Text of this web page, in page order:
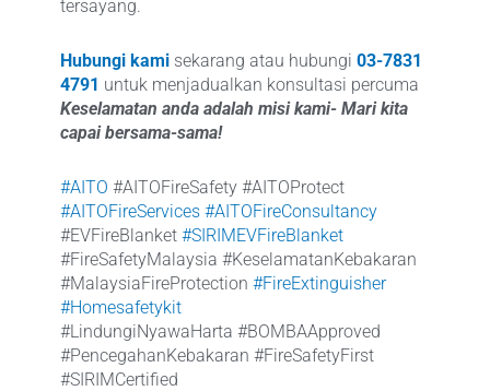
tersayang.
Hubungi kami sekarang atau hubungi 03-7831
4791 untuk menjadualkan konsultasi percuma
Keselamatan anda adalah misi kami- Mari kita
capai bersama-sama!
#AITO #AITOFireSafety #AITOProtect
#AITOFireServices #AITOFireConsultancy
#EVFireBlanket #SIRIMEVFireBlanket
#FireSafetyMalaysia #KeselamatanKebakaran
#MalaysiaFireProtection #FireExtinguisher
#Homesafetykit
#LindungiNyawaHarta #BOMBAApproved
#PencegahanKebakaran #FireSafetyFirst
#SIRIMCertified